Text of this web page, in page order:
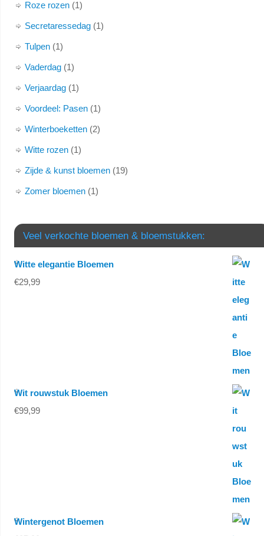
Roze rozen 1
Secretaressedag 1
Tulpen 1
Vaderdag 1
Verjaardag 1
Voordeel: Pasen 1
Winterboeketten 2
Witte rozen 1
Zijde & kunst bloemen 19
Zomer bloemen 1
Veel verkochte bloemen & bloemstukken:
Witte elegantie Bloemen
€29,99
Wit rouwstuk Bloemen
€99,99
Wintergenot Bloemen